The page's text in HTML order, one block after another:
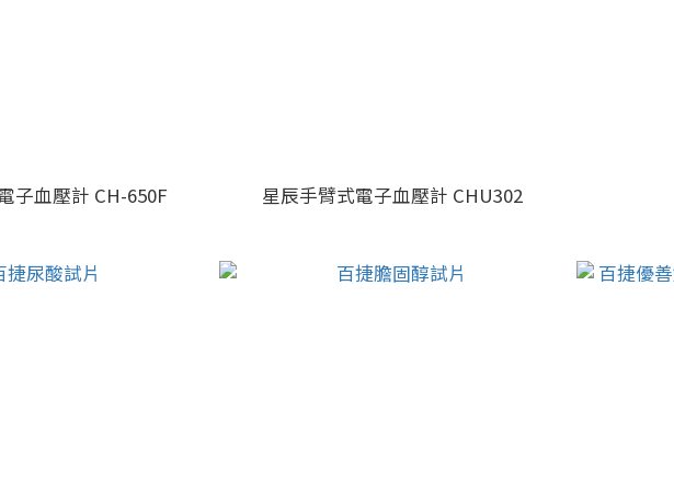
子血壓計 CH-650F 星辰手臂式電子血壓計 CHU302